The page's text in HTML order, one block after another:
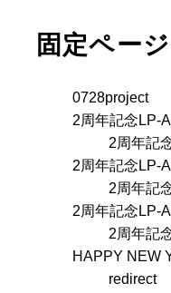
固定ページ
0728project
2周年記念LP-
2周年記
2周年記念LP-
2周年記
2周年記念LP-
2周年記
HAPPY NEW
redirect